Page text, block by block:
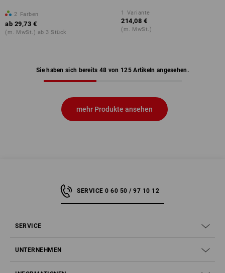
2 Farben
ab 29,73 €
(m. MwSt.) ab 3 Stück
1 Variante
214,08 €
(m. MwSt.)
Sie haben sich bereits 48 von 125 Artikeln angesehen.
mehr Produkte ansehen
SERVICE 0 60 50 / 97 10 12
SERVICE
UNTERNEHMEN